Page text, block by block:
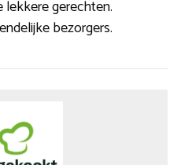
lekkere gerechten.
bezorgers.